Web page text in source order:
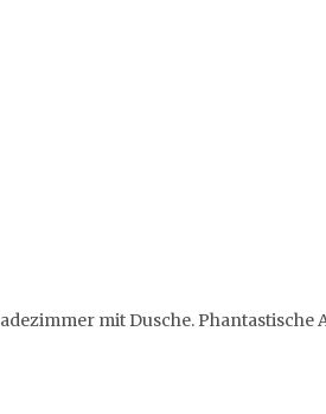
mit Dusche. Phantastische